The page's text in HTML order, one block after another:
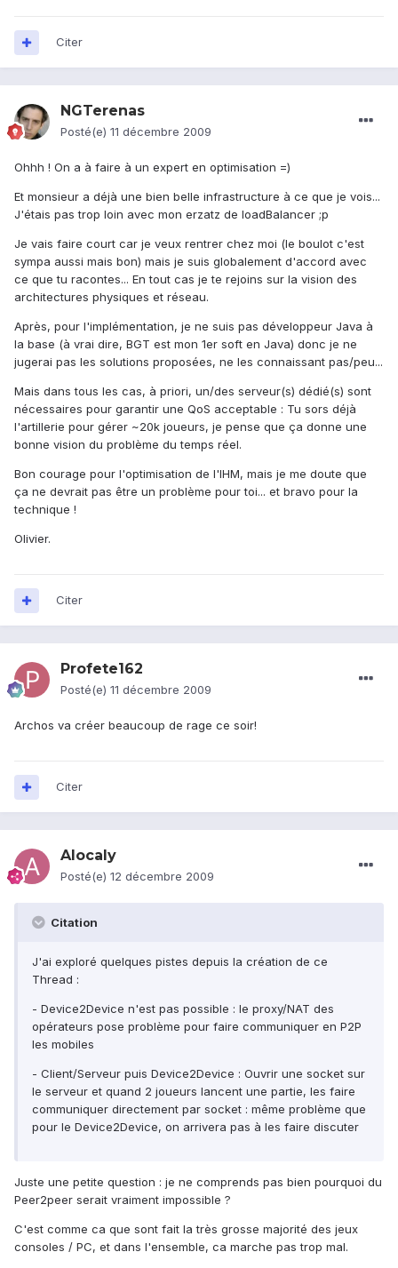
Citer
NGTerenas
Posté(e) 11 décembre 2009
Ohhh ! On a à faire à un expert en optimisation =)
Et monsieur a déjà une bien belle infrastructure à ce que je vois...
J'étais pas trop loin avec mon erzatz de loadBalancer ;p
Je vais faire court car je veux rentrer chez moi (le boulot c'est
sympa aussi mais bon) mais je suis globalement d'accord avec
ce que tu racontes... En tout cas je te rejoins sur la vision des
architectures physiques et réseau.
Après, pour l'implémentation, je ne suis pas développeur Java à
la base (à vrai dire, BGT est mon 1er soft en Java) donc je ne
jugerai pas les solutions proposées, ne les connaissant pas/peu...
Mais dans tous les cas, à priori, un/des serveur(s) dédié(s) sont
nécessaires pour garantir une QoS acceptable : Tu sors déjà
l'artillerie pour gérer ~20k joueurs, je pense que ça donne une
bonne vision du problème du temps réel.
Bon courage pour l'optimisation de l'IHM, mais je me doute que
ça ne devrait pas être un problème pour toi... et bravo pour la
technique !
Olivier.
Citer
Profete162
Posté(e) 11 décembre 2009
Archos va créer beaucoup de rage ce soir!
Citer
Alocaly
Posté(e) 12 décembre 2009
Citation
J'ai exploré quelques pistes depuis la création de ce
Thread :
- Device2Device n'est pas possible : le proxy/NAT des
opérateurs pose problème pour faire communiquer en P2P
les mobiles
- Client/Serveur puis Device2Device : Ouvrir une socket sur
le serveur et quand 2 joueurs lancent une partie, les faire
communiquer directement par socket : même problème que
pour le Device2Device, on arrivera pas à les faire discuter
Juste une petite question : je ne comprends pas bien pourquoi du
Peer2peer serait vraiment impossible ?
C'est comme ca que sont fait la très grosse majorité des jeux
consoles / PC, et dans l'ensemble, ca marche pas trop mal.